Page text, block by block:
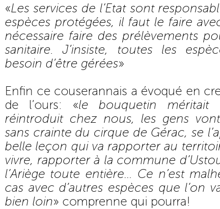
«Les services de l’Etat sont
espèces protégées, il faut le faire
nécessaire faire des prélèvements
sanitaire. J’insiste, toutes les
besoin d’être gérées»
Enfin ce couserannais a évoqué en
de l’ours: «le bouquetin méritait
réintroduit chez nous, les gens
sans crainte du cirque de Gérac, se
belle leçon qui va rapporter au
vivre, rapporter à la commune
l’Ariège toute entière… Ce n’est
cas avec d’autres espèces que l’on
bien loin» comprenne qui pourra!